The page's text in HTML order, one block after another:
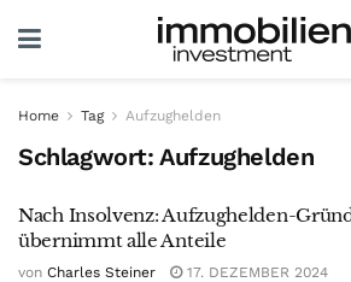
Home Tag Aufzughelden
Schlagwort:Aufzughelden
Nach Insolvenz: Aufzughelden-
übernimmt alle Anteile
von Charles Steiner 17. DEZEMBER 2024